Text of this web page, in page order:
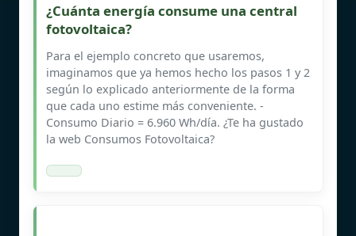
¿Cuánta energía consume una central
fotovoltaica?
Para el ejemplo concreto que usaremos,
imaginamos que ya hemos hecho los pasos 1 y 2
según lo explicado anteriormente de la forma
que cada uno estime más conveniente. -
Consumo Diario = 6.960 Wh/día. ¿Te ha gustado
la web Consumos Fotovoltaica?